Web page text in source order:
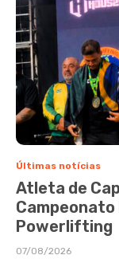
Últimas notícias
Atleta de
Campeonato
Powerlifting
07/08/2026